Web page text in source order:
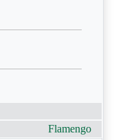
Flamengo